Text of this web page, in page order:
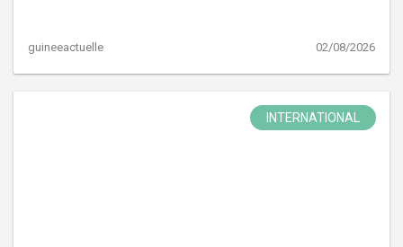
guineeactuelle 02/08/2026
INTERNATIONAL